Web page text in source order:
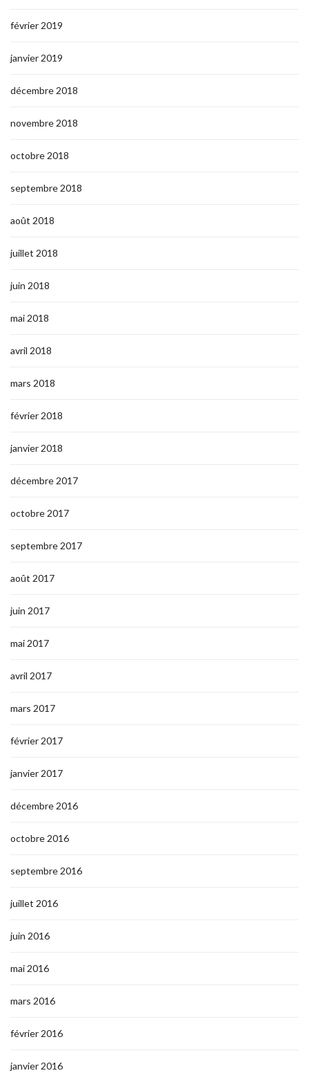
février 2019
janvier 2019
décembre 2018
novembre 2018
octobre 2018
septembre 2018
août 2018
juillet 2018
juin 2018
mai 2018
avril 2018
mars 2018
février 2018
janvier 2018
décembre 2017
octobre 2017
septembre 2017
août 2017
juin 2017
mai 2017
avril 2017
mars 2017
février 2017
janvier 2017
décembre 2016
octobre 2016
septembre 2016
juillet 2016
juin 2016
mai 2016
mars 2016
février 2016
janvier 2016